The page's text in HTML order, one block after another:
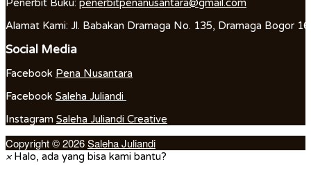
Penerbit Buku: penerbitpenanusantara@gmail.com
Alamat Kami: Jl. Babakan Dramaga No. 135, Dramaga Bogor
Social Media
Facebook Pena Nusantara
Facebook Saleha Juliandi
Instagram Saleha Juliandi Creative
Copyright © 2026Saleha Juliandi
× Halo, ada yang bisa kami bantu?